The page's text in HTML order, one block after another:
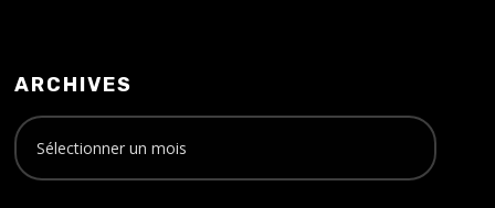
ARCHIVES